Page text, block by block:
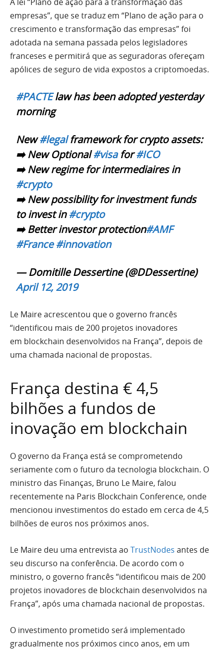
empresas”, que se traduz em “Plano de ação para o
crescimento e transformação das empresas” foi
adotada na semana passada pelos legisladores
franceses e permitirá que as seguradoras ofereçam
apólices de seguro de vida expostos a criptomoedas.
#PACTElaw has been adopted yesterday
morning
New#legalframework for crypto assets:
➡️ New Optional#visafor#ICO
➡️ New regime for intermediaires in
#crypto
➡️ New possibility for investment funds
to invest in#crypto
➡️ Better investor protection#AMF
#France #innovation
— Domitille Dessertine (@DDessertine)
April 12, 2019
Le Maire acrescentou que o governo francês
“identificou mais de 200 projetos inovadores
em blockchain desenvolvidos na França”, depois de
uma chamada nacional de propostas.
França destina € 4,5
bilhões a fundos de
inovação em blockchain
O governo da França está se comprometendo
seriamente com o futuro da tecnologia blockchain. O
ministro das Finanças, Bruno Le Maire, falou
recentemente na Paris Blockchain Conference, onde
mencionou investimentos do estado em cerca de 4,5
bilhões de euros nos próximos anos.
Le Maire deu uma entrevista ao TrustNodes antes de
seu discurso na conferência. De acordo com o
ministro, o governo francês “identificou mais de 200
projetos inovadores de blockchain desenvolvidos na
França”, após uma chamada nacional de propostas.
O investimento prometido será implementado
gradualmente nos próximos cinco anos, em um